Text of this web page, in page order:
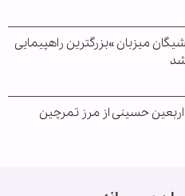
میزبان »بزرگترین راهپیمایی
اربعین حسینی از مرز تمرچین